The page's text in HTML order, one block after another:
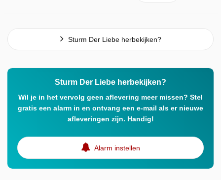
Sturm Der Liebe herbekijken?
Sturm Der Liebe herbekijken?
Wil je in het vervolg geen aflevering meer missen? Stel
gratis een alarm in en ontvang een e-mail als er nieuwe
afleveringen zijn. Handig!
Alarm instellen